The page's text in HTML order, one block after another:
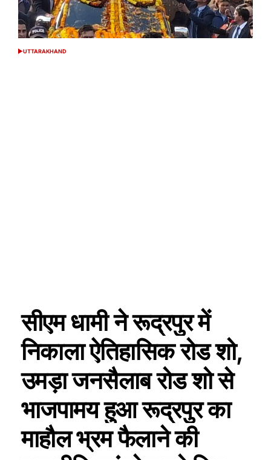
POSTED
UTTARAKHAND
सीएम धामी ने रूद्रपुर में
निकाला ऐतिहासिक रोड शो,
उमड़ा जनसैलाब रोड शो से
भाजपामय हुआ रूद्रपुर का
माहौल भ्रम फैलाने की